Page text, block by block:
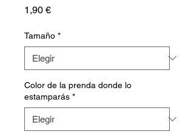
1,90 €Precio
Tamaño *
Color de la prenda donde lo
estamparás *